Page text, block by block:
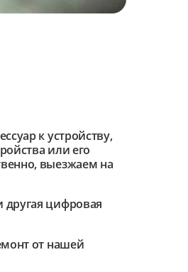
к устройству,
или его
выезжаем на
цифровая
от нашей